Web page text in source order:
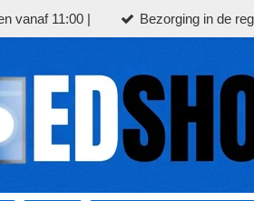
vanaf 11:00 | Bezorging in de